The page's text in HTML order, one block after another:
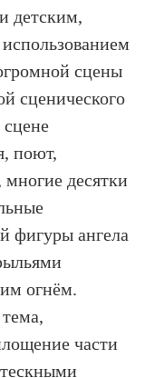
детским,
сцены
сценического
поют,
многие десятки
фигуры ангела
огнём.
части